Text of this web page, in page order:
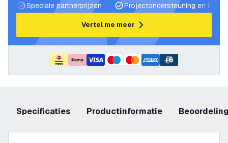
Speciale partnerprijzen
Projectondersteuning en
Vertel me meer
+6
Specificaties productinformatie